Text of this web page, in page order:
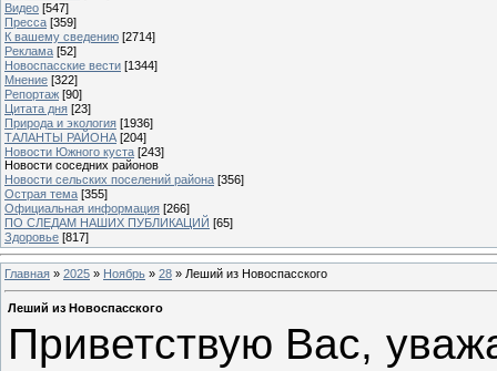
Видео [547]
Пресса [359]
К вашему сведению [2714]
Реклама [52]
Новоспасские вести [1344]
Мнение [322]
Репортаж [90]
Цитата дня [23]
Природа и экология [1936]
ТАЛАНТЫ РАЙОНА [204]
Новости Южного куста [243]
Новости соседних районов
Новости сельских поселений района [356]
Острая тема [355]
Официальная информация [266]
ПО СЛЕДАМ НАШИХ ПУБЛИКАЦИЙ [65]
Здоровье [817]
Главная » 2025 » Ноябрь » 28 » Леший из Новоспасского
Леший из Новоспасского
Приветствую